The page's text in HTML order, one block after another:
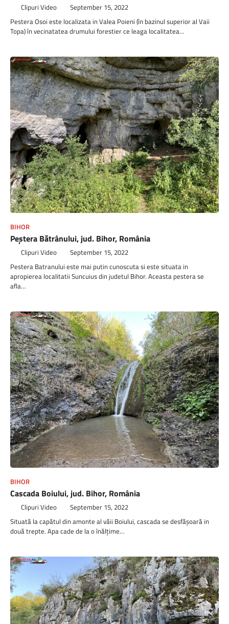
Clipuri Video September 15, 2022
Pestera Osoi este localizata in Valea Poieni (în bazinul superior al Vaii
Topa) în vecinatatea drumului forestier ce leaga localitatea…
BIHOR
Peștera Bătrânului, jud. Bihor, România
Clipuri Video September 15, 2022
Pestera Batranului este mai putin cunoscuta si este situata in
apropierea localitatii Suncuius din judetul Bihor. Aceasta pestera se
afla…
BIHOR
Cascada Boiului, jud. Bihor, România
Clipuri Video September 15, 2022
Situată la capătul din amonte al văii Boiului, cascada se desfășoară in
două trepte. Apa cade de la o înălțime…